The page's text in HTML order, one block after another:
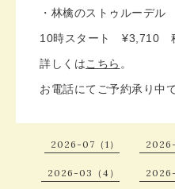
・林檎のストゥルーデル
10時スタート ¥3,710
詳しくはこちら 。
お電話にてご予約承り中で
2026-07（1） 2026-
2026-03（4）